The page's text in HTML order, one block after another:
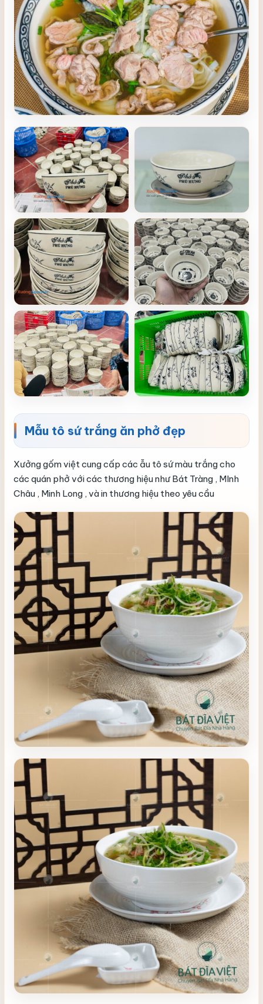
Mẫu tô sứ trắng ăn phở đẹp
Xưởng gốm việt cung cấp các ẫu tô sứ màu trắng cho
các quán phở với các thương hiệu như Bát Tràng , MInh
Châu , Minh Long , và in thương hiệu theo yêu cầu